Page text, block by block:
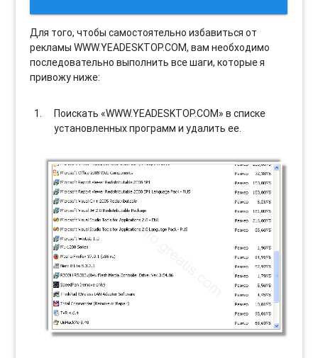
Для того, чтобы самостоятельно избавиться от
рекламы WWW.YEADESKTOP.COM, вам необходимо
последовательно выполнить все шаги, которые я
привожу ниже:
Поискать «WWW.YEADESKTOP.COM» в списке
установленных программ и удалить ее.